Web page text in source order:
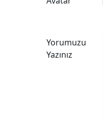
Yorumuzu
Yazınız